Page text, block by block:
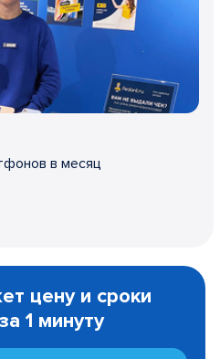
в месяц
цену и сроки
1 минуту